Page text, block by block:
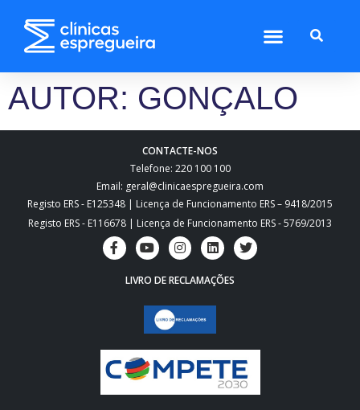
AUTOR: GONÇALO
CONTACTE-NOS
Telefone: 220 100 100
Email: geral@clinicaespregueira.com
Registo ERS - E125348 | Licença de Funcionamento ERS – 9418/2015
Registo ERS - E116678 | Licença de Funcionamento ERS - 5769/2013
LIVRO DE RECLAMAÇÕES